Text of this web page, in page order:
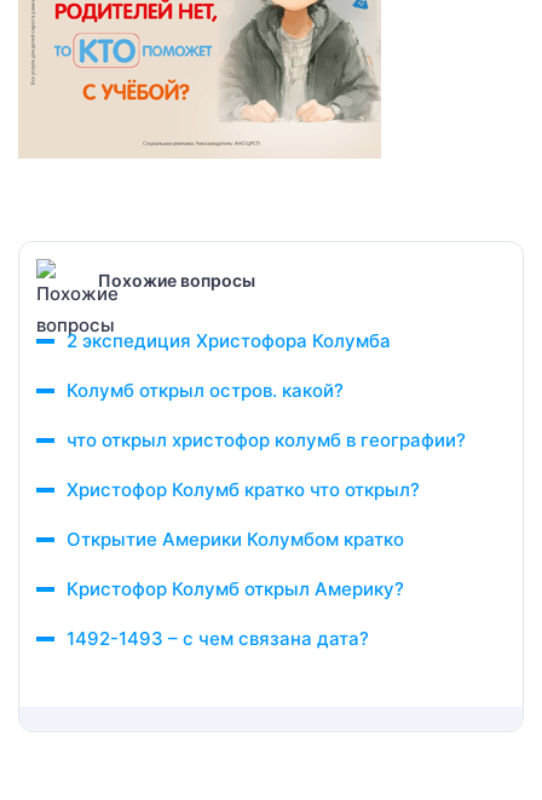
Похожие вопросы
2 экспедиция Христофора Колумба
Колумб открыл остров. какой?
что открыл христофор колумб в географии?
Христофор Колумб кратко что открыл?
Открытие Америки Колумбом кратко
Кристофор Колумб открыл Америку?
1492-1493 – с чем связана дата?